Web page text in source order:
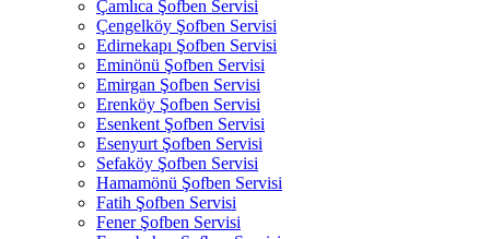
Çamlıca Şofben Servisi
Çengelköy Şofben Servisi
Edirnekapı Şofben Servisi
Eminönü Şofben Servisi
Emirgan Şofben Servisi
Erenköy Şofben Servisi
Esenkent Şofben Servisi
Esenyurt Şofben Servisi
Sefaköy Şofben Servisi
Hamamönü Şofben Servisi
Fatih Şofben Servisi
Fener Şofben Servisi